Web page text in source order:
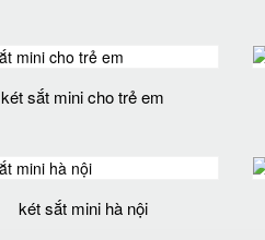
két sắt mini cho trẻ em
két sắt mini hà nội